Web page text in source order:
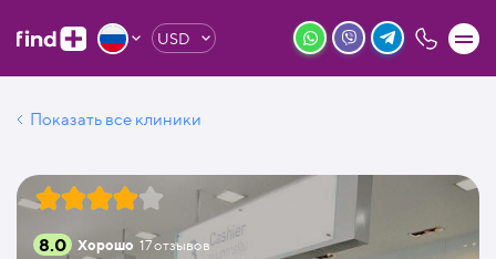
USD
Показать все клиники
8.0 Хорошо 17отзывов